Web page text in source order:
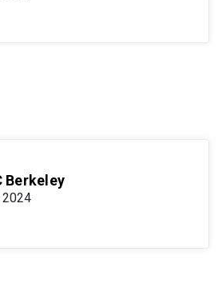
Berkeley
2024